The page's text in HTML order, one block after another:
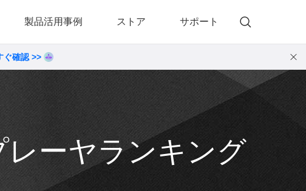
ア変換!)DVD Memory（DVDメモリー）
• DVD Memory for Windows
• DVD Memory for Mac
動画・音楽変換プロ
• 動画・音楽変換6！プロ for Windows
• 動画・音楽変換3！プロ for Mac
製品活用事例 ストア サポート
ぐ確認 >>
ーヤランキング